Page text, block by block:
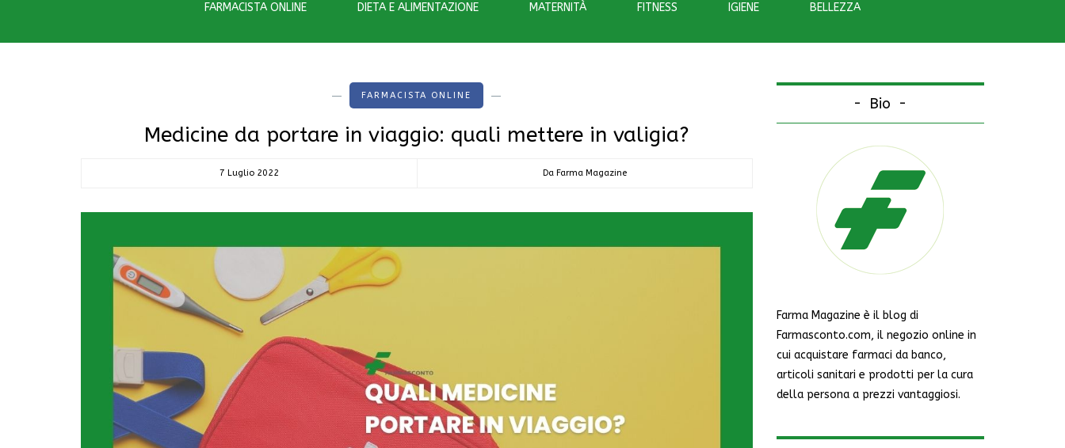
FARMACISTA ONLINE DIETA E ALIMENTAZIONE MATERNITÀ FITNESS IGIENE BELLEZZA
FARMACISTA ONLINE
Medicine da portare in viaggio: quali mettere in valigia?
7 Luglio 2022 Da Farma Magazine
Bio
Farma Magazine è il blog di
Farmasconto.com, il negozio online in
cui acquistare farmaci da banco,
articoli sanitari e prodotti per la cura
della persona a prezzi vantaggiosi.